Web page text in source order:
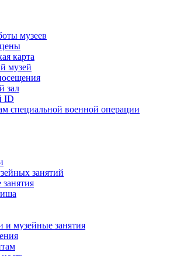
музеев
карта
музей
зал
ID
специальной военной операции
занятий
и музейные занятия